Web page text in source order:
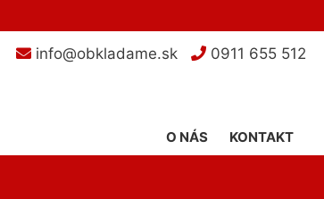
info@obkladame.sk 0911 655 512
KONTAKT
O NÁS